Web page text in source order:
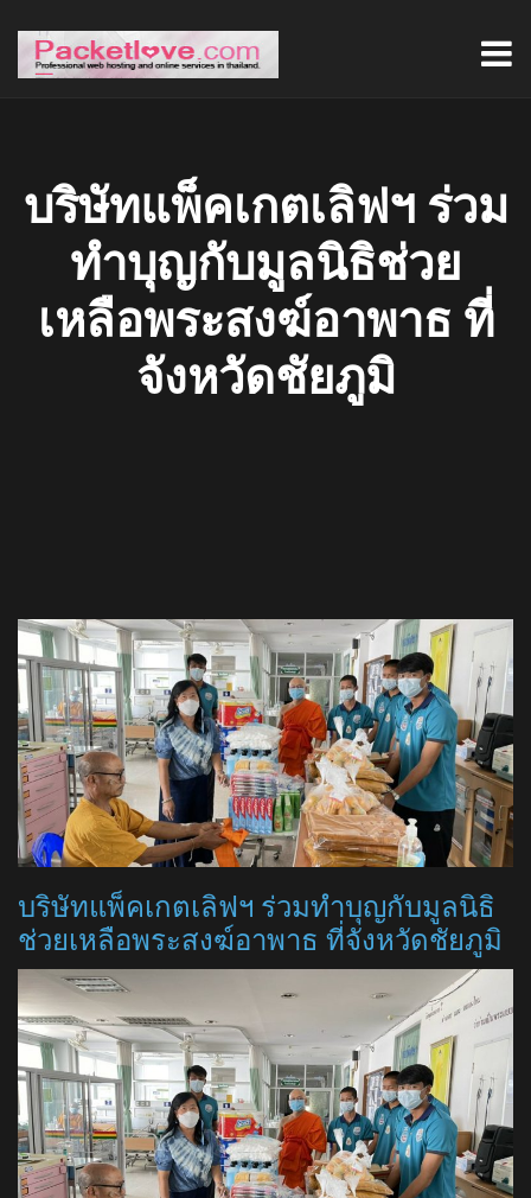
บริษัทแพ็คเกตเลิฟฯ ร่วม
ทำบุญกับมูลนิธิช่วย
เหลือพระสงฆ์อาพาธ​ ที่
จังหวัดชัยภูมิ
บริษัทแพ็คเกตเลิฟฯ ร่วมทำบุญกับมูลนิธิ
ช่วยเหลือพระสงฆ์อาพาธ​ ที่จังหวัดชัยภูมิ